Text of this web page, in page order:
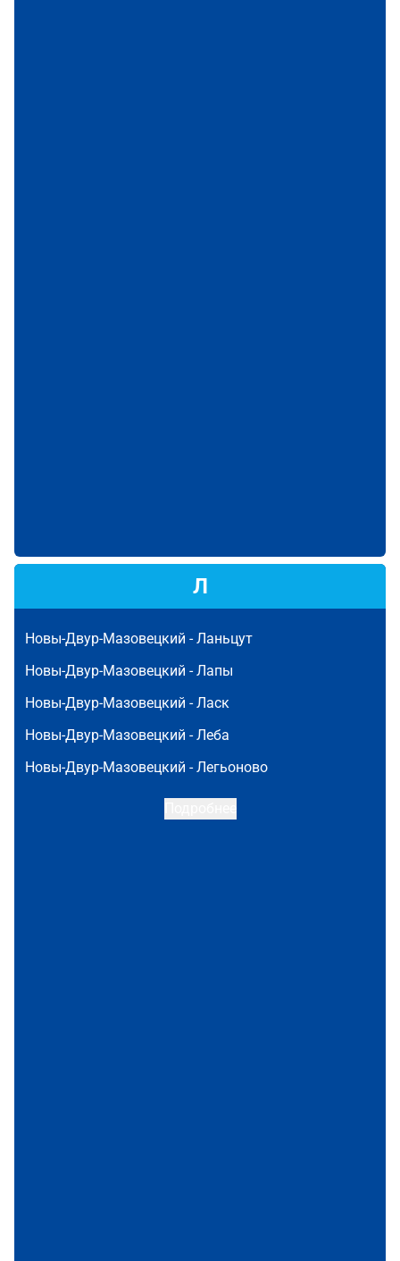
Л
Новы-Двур-Мазовецкий -Ланьцут
Новы-Двур-Мазовецкий -Лапы
Новы-Двур-Мазовецкий -Ласк
Новы-Двур-Мазовецкий -Леба
Новы-Двур-Мазовецкий -Легьоново